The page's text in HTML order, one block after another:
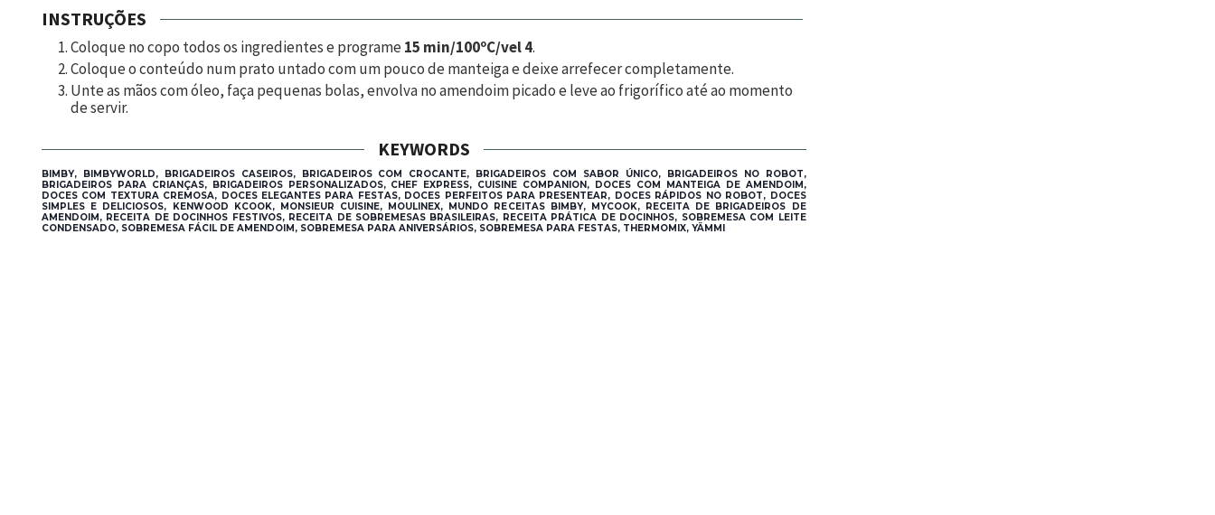
INSTRUÇÕES
Coloque no copo todos os ingredientes e programe15 min/100ºC/vel 4.
Coloque o conteúdo num prato untado com um pouco de manteiga e deixe arrefecer completamente.
Unte as mãos com óleo, faça pequenas bolas, envolva no amendoim picado e leve ao frigorífico até ao momento
de servir.
KEYWORDS
BIMBY, BIMBYWORLD, BRIGADEIROS CASEIROS, BRIGADEIROS COM CROCANTE, BRIGADEIROS COM SABOR ÚNICO, BRIGADEIROS NO ROBOT,
BRIGADEIROS PARA CRIANÇAS, BRIGADEIROS PERSONALIZADOS, CHEF EXPRESS, CUISINE COMPANION, DOCES COM MANTEIGA DE AMENDOIM,
DOCES COM TEXTURA CREMOSA, DOCES ELEGANTES PARA FESTAS, DOCES PERFEITOS PARA PRESENTEAR, DOCES RÁPIDOS NO ROBOT, DOCES
SIMPLES E DELICIOSOS, KENWOOD KCOOK, MONSIEUR CUISINE, MOULINEX, MUNDO RECEITAS BIMBY, MYCOOK, RECEITA DE BRIGADEIROS DE
AMENDOIM, RECEITA DE DOCINHOS FESTIVOS, RECEITA DE SOBREMESAS BRASILEIRAS, RECEITA PRÁTICA DE DOCINHOS, SOBREMESA COM LEITE
CONDENSADO, SOBREMESA FÁCIL DE AMENDOIM, SOBREMESA PARA ANIVERSÁRIOS, SOBREMESA PARA FESTAS, THERMOMIX, YÄMMI